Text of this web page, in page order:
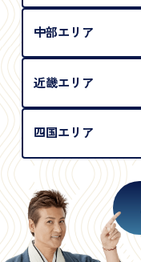
中部エリア
近畿エリア
四国エリア